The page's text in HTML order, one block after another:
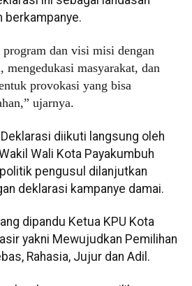
berkampanye.
dan visi misi dengan
mengedukasi masyarakat, dan
provokasi yang bisa
ujarnya.
diikuti langsung oleh
Wali Kota Payakumbuh
pengusul dilanjutkan
deklarasi kampanye damai.
dipandu Ketua KPU Kota
yakni Mewujudkan Pemilihan
Rahasia, Jujur dan Adil.